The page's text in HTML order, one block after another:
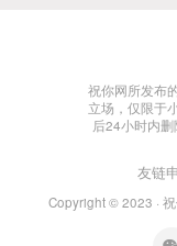
祝你网所发布
立场，仅限于
后24小时内
友链
Copyright © 2023 ·